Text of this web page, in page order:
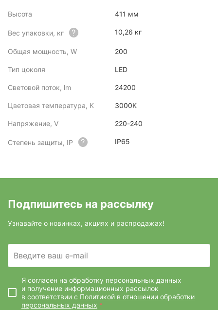
Высота 411 мм
Вес упаковки, кг 10,26 кг
Общая мощность, W 200
Тип цоколя LED
Световой поток, lm 24200
Цветовая температура, K 3000K
Напряжение, V 220-240
Степень защиты, IP IP65
Подпишитесь на рассылку
Узнавайте о новинках, акциях и распродажах!
Введите ваш e-mail
Я согласен на обработку персональных данных
и получение информационных рассылок
в соответствии с Политикой в отношении обработки
персональных данных *